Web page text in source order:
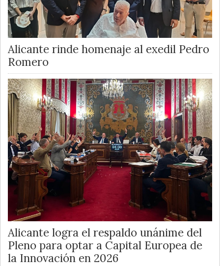
Alicante rinde homenaje al exedil Pedro
Romero
Alicante logra el respaldo unánime del
Pleno para optar a Capital Europea de
la Innovación en 2026